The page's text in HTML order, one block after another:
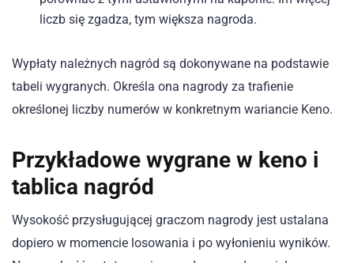
liczb się zgadza, tym większa nagroda.
Wypłaty należnych nagród są dokonywane na podstawie
tabeli wygranych. Określa ona nagrody za trafienie
określonej liczby numerów w konkretnym wariancie Keno.
Przykładowe wygrane w keno i
tablica nagród
Wysokość przysługującej graczom nagrody jest ustalana
dopiero w momencie losowania i po wyłonieniu wyników.